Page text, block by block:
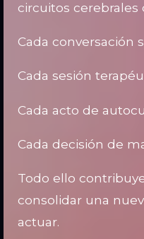
circuitos cerebrales
Cada conversación
Cada sesión
Cada acto de
Cada decisión de
Todo ello
consolidar una
actuar.